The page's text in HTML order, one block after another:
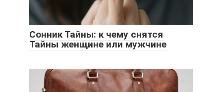
Сонник Тайны: к чему снятся
Тайны женщине или мужчине